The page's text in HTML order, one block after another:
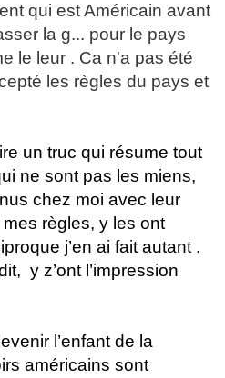
qui est Américain avant
la g... pour le pays
le leur . Ca n'a pas été
les règles du pays et
un truc qui résume tout
ne sont pas les miens,
chez moi avec leur
règles, y les ont
j’en ai fait autant .
y z’ont l’impression
l’enfant de la
américains sont